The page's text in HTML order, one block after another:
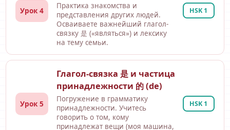
Урок 4
Практика знакомства и
представления других людей.
Осваиваете важнейший глагол-
связку 是 («являться») и лексику
на тему семьи.
HSK 1
Урок 5
Глагол-связка 是 и частица
принадлежности 的 (de)
Погружение в грамматику
принадлежности. Учитесь
говорить о том, кому
принадлежат вещи (моя машина,
HSK 1